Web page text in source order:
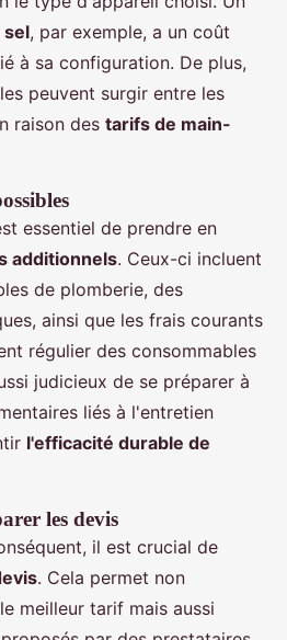
sel, par exemple, a un coût
à sa configuration. De plus,
peuvent surgir entre les
raison des tarifs de main-
essentiel de prendre en
additionnels. Ceux-ci incluent
de plomberie, des
ainsi que les frais courants
régulier des consommables
judicieux de se préparer à
liés à l'entretien
l'efficacité durable de
les devis
il est crucial de
. Cela permet non
meilleur tarif mais aussi